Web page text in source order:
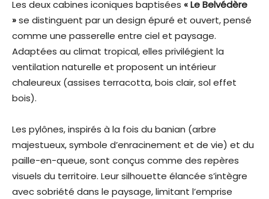
Les deux cabines iconiques baptisées « Le Belvédère
»se distinguent par un design épuré et ouvert, pensé
comme une passerelle entre ciel et paysage.
Adaptées au climat tropical, elles privilégient la
ventilation naturelle et proposent un intérieur
chaleureux (assises terracotta, bois clair, sol effet
bois).
Les pylônes, inspirés à la fois du banian (arbre
majestueux, symbole d’enracinement et de vie) et du
paille-en-queue, sont conçus comme des repères
visuels du territoire. Leur silhouette élancée s’intègre
avec sobriété dans le paysage, limitant l’emprise